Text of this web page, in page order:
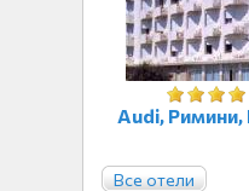
Audi, Римини,
Все отели